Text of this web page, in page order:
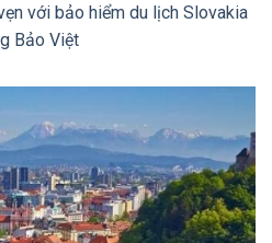
với bảo hiểm du lịch Slovakia
Bảo Việt